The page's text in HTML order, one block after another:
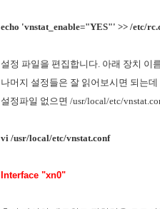
echo 'vnstat_enable="YES"' >> /etc/
설정 파일을 편집합니다. 아래 장치 이
나머지 설정들은 잘 읽어보시면 되는
설정파일 없으면 /usr/local/etc/
vi /usr/local/etc/vnstat.conf
Interface "xn0"